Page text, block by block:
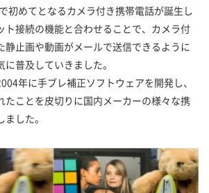
初めてとなるカメラ付き携帯電話が誕生し
ト接続の機能と合わせることで、カメラ付
静止画や動画がメールで送信できるように
普及していきました。
年に手ブレ補正ソフトウェアを開発し、
たことを皮切りに国内メーカーの様々な携
した。